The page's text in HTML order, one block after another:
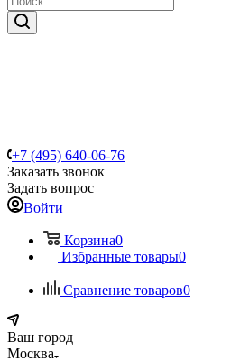
+7 (495) 640-06-76
Заказать звонок
Задать вопрос
Войти
Корзина0
Избранные товары0
Сравнение товаров0
Ваш город
Москва